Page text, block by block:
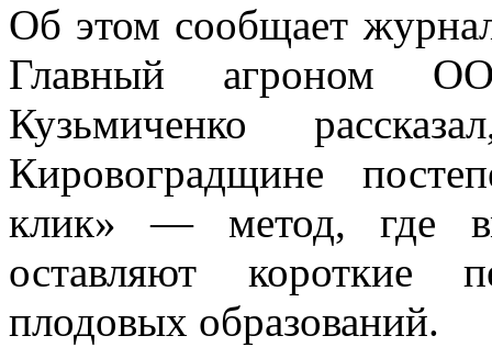
Об этом сообщает
Главный агроном
Кузьмиченко
Кировоградщине
клик» — метод, где
оставляют короткие
плодовых образований.